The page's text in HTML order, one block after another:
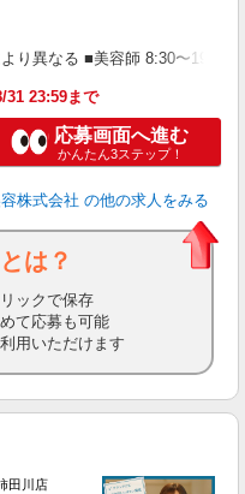
り異なる ■美容師 8:30〜
31 23:59まで
応募画面へ進む
かんたん3ステップ！
株式会社 の他の求人をみる
は？
ックで保存
て応募も可能
用いただけます
田川店